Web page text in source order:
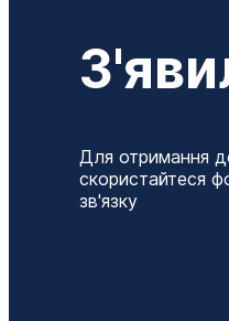
Для отримання
скористайтеся
зв'язку